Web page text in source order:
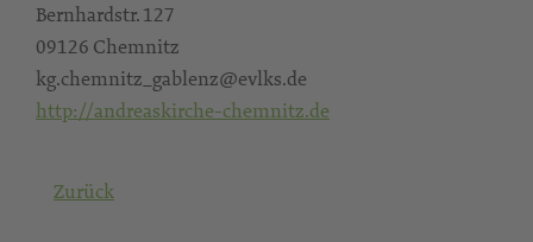
Bernhardstr. 127
09126 Chemnitz
kg.chemnitz_gablenz@evlks.de
http://andreaskirche-chemnitz.de
Zurück